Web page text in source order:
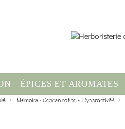
ÉPICES ET AROMATES
COMPLÉMENT
Mémoire - Concentration - Hyperactivité